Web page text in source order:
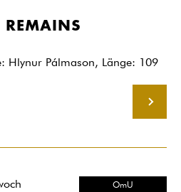
REMAINS
Hlynur Pálmason, Länge: 109
OmU